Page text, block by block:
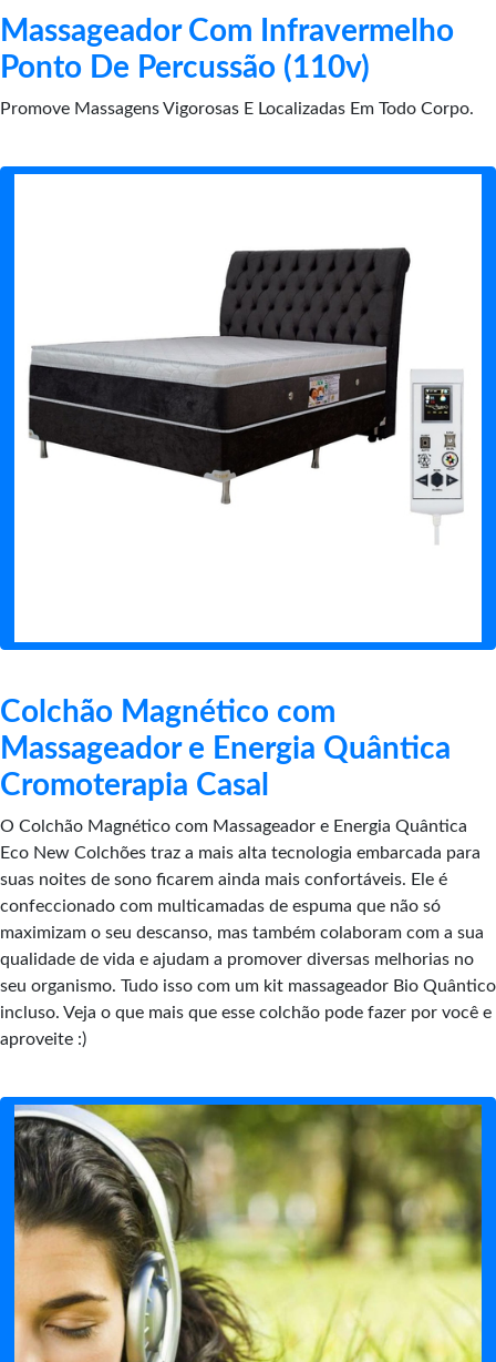
Massageador Com Infravermelho
Ponto De Percussão (110v)
Promove Massagens Vigorosas E Localizadas Em Todo Corpo.
Colchão Magnético com
Massageador e Energia Quântica
Cromoterapia Casal
O Colchão Magnético com Massageador e Energia Quântica
Eco New Colchões traz a mais alta tecnologia embarcada para
suas noites de sono ficarem ainda mais confortáveis. Ele é
confeccionado com multicamadas de espuma que não só
maximizam o seu descanso, mas também colaboram com a sua
qualidade de vida e ajudam a promover diversas melhorias no
seu organismo. Tudo isso com um kit massageador Bio Quântico
incluso. Veja o que mais que esse colchão pode fazer por você e
aproveite :)